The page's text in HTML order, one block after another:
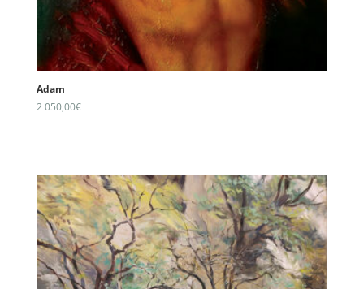
Adam
2 050,00€